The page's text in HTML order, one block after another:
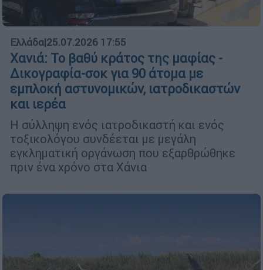
Ελλάδα|25.07.2026 17:55
Χανιά: Το βαθύ κράτος της μαφίας -
Δικογραφία-σοκ για 90 άτομα με
εμπλοκή αστυνομικών, ιατροδικαστών
και ιερέα
Η σύλληψη ενός ιατροδικαστή και ενός
τοξικολόγου συνδέεται με μεγάλη
εγκληματική οργάνωση που εξαρθρώθηκε
πριν ένα χρόνο στα Χάνια